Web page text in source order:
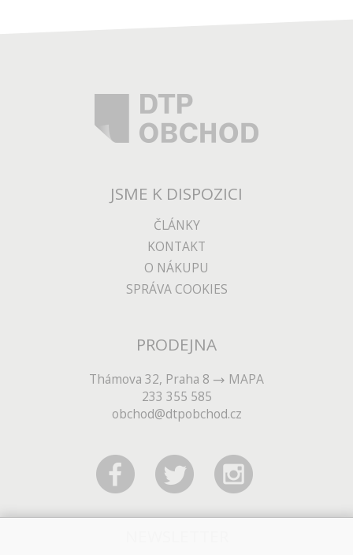
JSME K DISPOZICI
ČLÁNKY
KONTAKT
O NÁKUPU
SPRÁVA COOKIES
PRODEJNA
Thámova 32, Praha 8
MAPA
233 355 585
obchod@dtpobchod.cz